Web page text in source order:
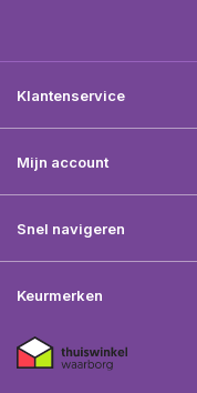
Klantenservice
Mijn account
Snel navigeren
Keurmerken